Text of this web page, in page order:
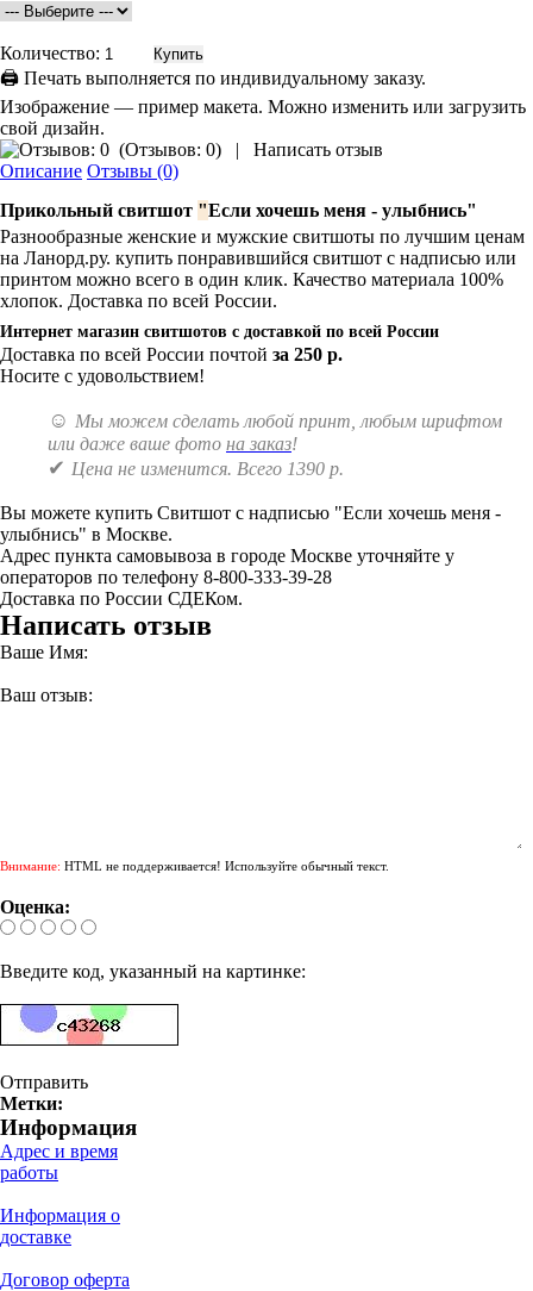
Количество:
🖨 Печать выполняется по индивидуальному заказу.
Изображение — пример макета. Можно изменить или загрузить
свой дизайн.
(Отзывов: 0) |
Написать отзыв
Описание Отзывы (0)
Прикольный свитшот "Если хочешь меня - улыбнись"
Разнообразные женские и мужские свитшоты по лучшим ценам
на Ланорд.ру. купить понравившийся свитшот с надписью или
принтом можно всего в один клик. Качество материала 100%
хлопок. Доставка по всей России.
Интернет магазин свитшотов с доставкой по всей России
Доставка по всей России почтой за 250 р.
Носите с удовольствием!
☺ Мы можем сделать любой принт, любым шрифтом
или даже ваше фото на заказ!
✔ Цена не изменится. Всего 1390 р.
Вы можете купить Свитшот с надписью "Если хочешь меня -
улыбнись" в Москве.
Адрес пункта самовывоза в городе Москве уточняйте у
операторов по телефону 8-800-333-39-28
Доставка по России СДЕКом.
Написать отзыв
Ваше Имя:
Ваш отзыв:
Внимание: HTML не поддерживается! Используйте обычный текст.
Оценка:
Введите код, указанный на картинке:
Отправить
Метки:
Информация
Адрес и время
работы
Информация о
доставке
Договор оферта